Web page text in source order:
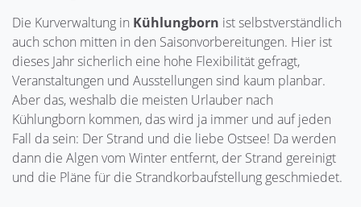
Die Kurverwaltung in Kühlungborn ist selbstverständlich
auch schon mitten in den Saisonvorbereitungen. Hier ist
dieses Jahr sicherlich eine hohe Flexibilität gefragt,
Veranstaltungen und Ausstellungen sind kaum planbar.
Aber das, weshalb die meisten Urlauber nach
Kühlungborn kommen, das wird ja immer und auf jeden
Fall da sein: Der Strand und die liebe Ostsee! Da werden
dann die Algen vom Winter entfernt, der Strand gereinigt
und die Pläne für die Strandkorbaufstellung geschmiedet.